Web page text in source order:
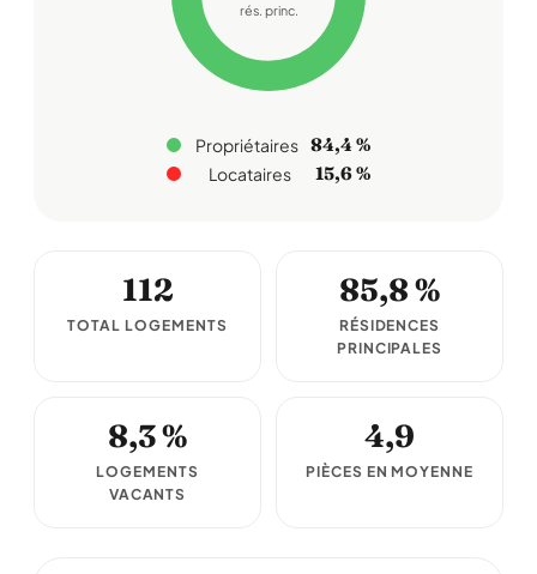
rés. princ.
Propriétaires 84,4 %
Locataires 15,6 %
112
TOTAL LOGEMENTS
85,8 %
RÉSIDENCES
PRINCIPALES
8,3 %
LOGEMENTS
VACANTS
4,9
PIÈCES EN MOYENNE